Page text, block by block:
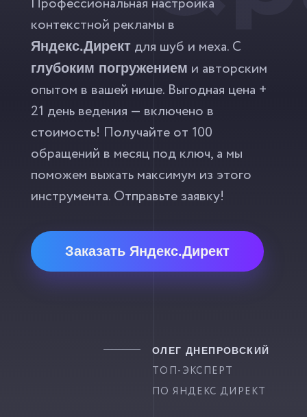
контекстной рекламы в
Яндекс.Директ для шуб и меха. С
глубоким погружением и авторским
опытом в вашей нише. Выгодная цена +
21 день ведения — включено в
стоимость! Получайте от 100
обращений в месяц под ключ, а мы
поможем выжать максимум из этого
инструмента. Отправьте заявку!
Заказать Яндекс.Директ
ОЛЕГ ДНЕПРОВСКИЙ
ТОП-ЭКСПЕРТ
ПО ЯНДЕКС ДИРЕКТ